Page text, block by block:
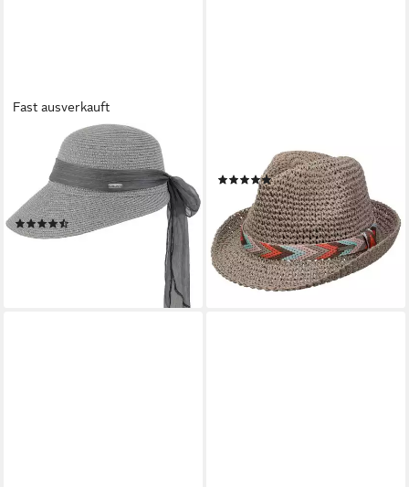
Fast ausverkauft
CHILLOUTS
Strohhut knautschbare
Schute Lafayette UV-Schutz
50+ (UPF)
(6)
29,99 €
lieferbar - in 3-4 Werktagen bei dir
Sonnenhut (1-St) Sommerhut
(2)
34,99 €
lieferbar - in 2-3 Werktagen bei dir